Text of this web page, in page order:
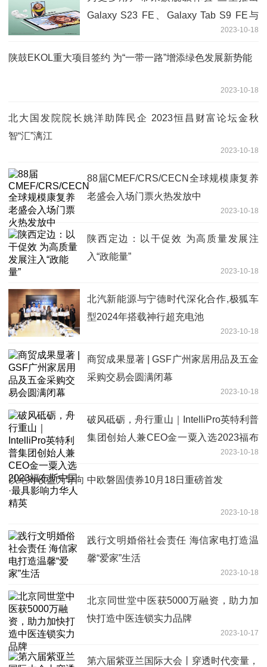
Galaxy S23 FE、Galaxy Tab S9 FE与
2023-10-18
陕鼓EKOL重大项目签约 为“一带一路”增添绿色发展新势能
2023-10-18
北大国发院院长姚洋助阵民企 2023恒昌财富论坛金秋
智“汇”漓江
2023-10-18
88届CMEF/CRS/CECN全球规模康复养
老盛会入场门票火热发放中
2023-10-18
陕西定边：以干促效 为高质量发展注
入“政能量”
2023-10-18
北汽新能源与宁德时代深化合作,极狐车
型2024年搭载神行超充电池
2023-10-18
商贸成果显著 | GSF广州家居用品及五金
采购交易会圆满闭幕
2023-10-18
破风砥砺，舟行重山｜IntelliPro英特利普
集团创始人兼CEO金一粟入选2023福布
2023-10-18
以绝对收益为导向 中欧磐固债券10月18日重磅首发
2023-10-18
践行文明婚俗社会责任 海信家电打造温
馨“爱家”生活
2023-10-18
北京同世堂中医获5000万融资，助力加
快打造中医连锁实力品牌
2023-10-17
第六届紫亚兰国际大会丨穿透时代变量，